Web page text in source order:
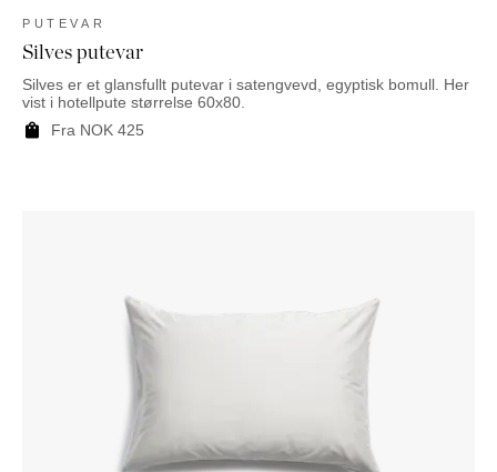
PUTEVAR
Silves putevar
Silves er et glansfullt putevar i satengvevd, egyptisk bomull. Her
vist i hotellpute størrelse 60x80.
Fra NOK 425